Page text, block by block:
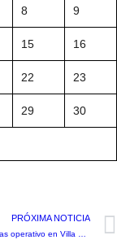
8 9
15 16
22 23
29 30
PRÓXIMA NOTICIA
Tres detenidos tras operativo en Villa 250 Años: Incautan pasta base y ketamina